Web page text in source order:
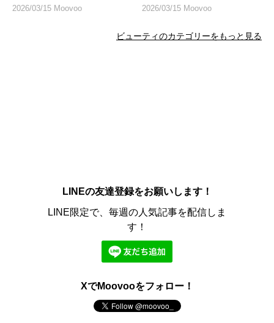
のを
2026/03/15 Moovoo
2026/03/15 Moovoo
ビューティのカテゴリーをもっと見る
LINEの友達登録をお願いします！
LINE限定で、毎週の人気記事を配信しま
す！
XでMoovooをフォロー！